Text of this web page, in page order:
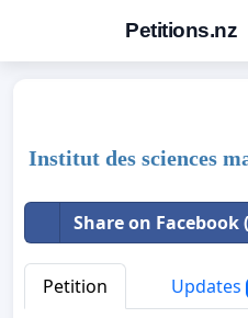
Petitions.nz
Institut des sciences
Share on Facebook
Petition Updates